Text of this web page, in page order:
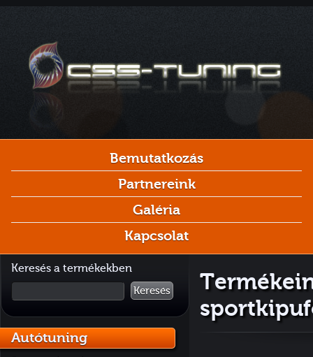
Bemutatkozás
Partnereink
Galéria
Kapcsolat
Keresés a termékekben
Keresés
Autótuning